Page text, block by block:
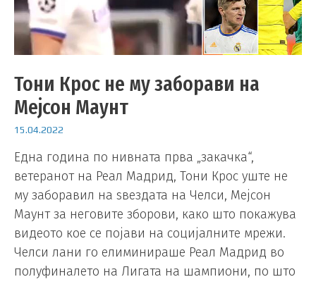
Тони Крос не му заборави на
Мејсон Маунт
15.04.2022
Една година по нивната прва „закачка“,
ветеранот на Реал Мадрид, Тони Крос уште не
му заборавил на ѕвездата на Челси, Мејсон
Маунт за неговите зборови, како што покажува
видеото кое се појави на социјалните мрежи.
Челси лани го елиминираше Реал Мадрид во
полуфиналето на Лигата на шампиони, по што